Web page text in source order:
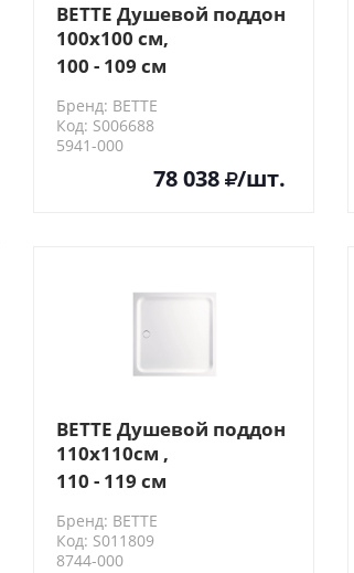
BETTE Душевой поддон
100x100 см,
квадратный, D9см,
белый
100 - 109 см
Бренд: BETTE
Код: S006688
5941-000
78 038 /шт.
BETTE Душевой поддон
110х110см ,
ультраплосский 6,5 см
110 - 119 см
Бренд: BETTE
Код: S011809
8744-000